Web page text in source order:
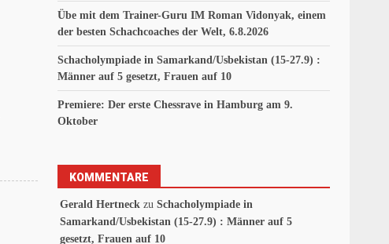
Übe mit dem Trainer-Guru IM Roman Vidonyak, einem
der besten Schachcoaches der Welt, 6.8.2026
Schacholympiade in Samarkand/Usbekistan (15-27.9) :
Männer auf 5 gesetzt, Frauen auf 10
Premiere: Der erste Chessrave in Hamburg am 9.
Oktober
KOMMENTARE
Gerald Hertneck zuSchacholympiade in
Samarkand/Usbekistan (15-27.9) : Männer auf 5
gesetzt, Frauen auf 10